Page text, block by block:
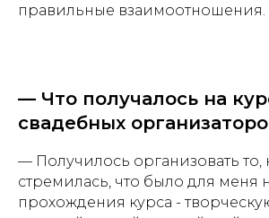
правильные взаимоотношения.
— Что получалось на
свадебных
— Получилось организовать то,
стремилась, что было для меня
прохождения курса -